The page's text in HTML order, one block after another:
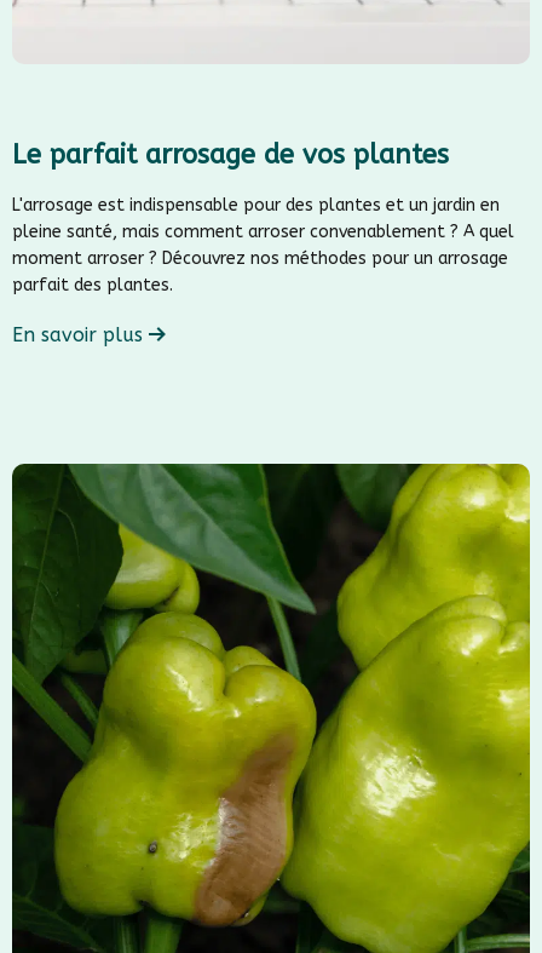
Le parfait arrosage de vos plantes
L'arrosage est indispensable pour des plantes et un jardin en
pleine santé, mais comment arroser convenablement ? A quel
moment arroser ? Découvrez nos méthodes pour un arrosage
parfait des plantes.
En savoir plus